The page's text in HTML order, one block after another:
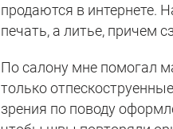
продаются в интернете.
печать, а литье, причем
По салону мне помогал
только
зрения по поводу